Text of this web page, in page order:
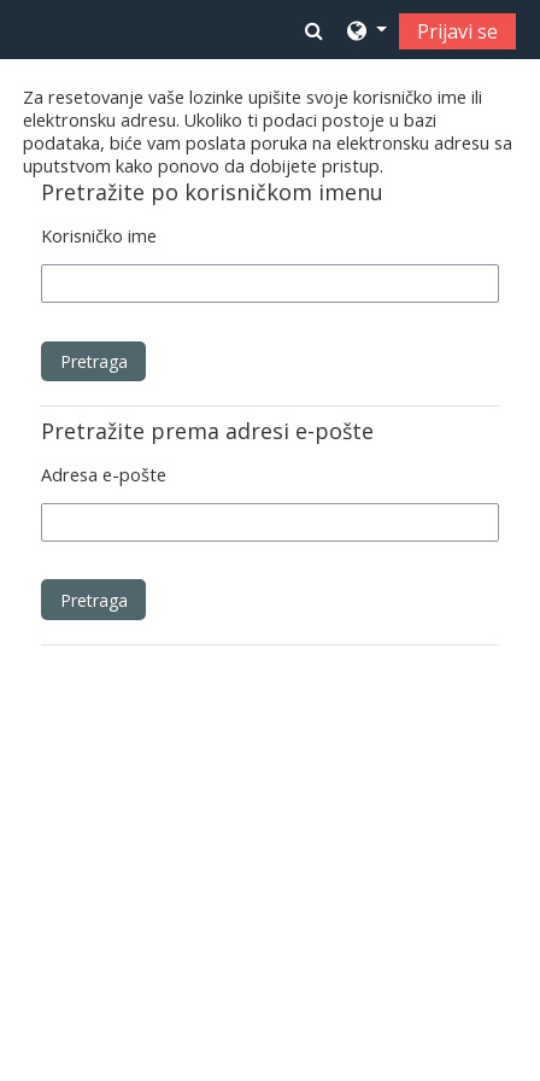
Toggle search input
Prijavi se
Za resetovanje vaše lozinke upišite svoje korisničko ime ili
elektronsku adresu. Ukoliko ti podaci postoje u bazi
podataka, biće vam poslata poruka na elektronsku adresu sa
uputstvom kako ponovo da dobijete pristup.
Pretražite po korisničkom imenu
Korisničko ime
Pretražite prema adresi e-pošte
Adresa e-pošte